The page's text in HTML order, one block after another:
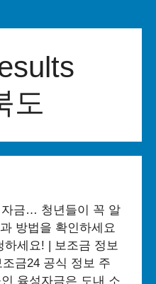
도
금… 청년들이 꼭 알
방법을 확인하세요
하세요! | 보조금 정보
금24 공식 정보 주
육성자금은 도내 소